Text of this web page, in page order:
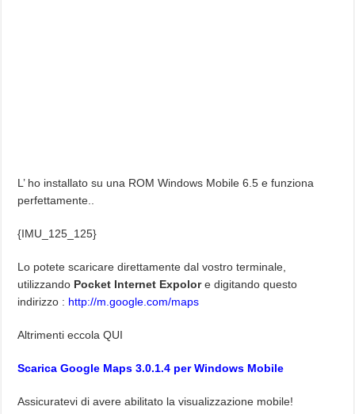
L’ ho installato su una ROM Windows Mobile 6.5 e funziona
perfettamente..
{IMU_125_125}
Lo potete scaricare direttamente dal vostro terminale,
utilizzando Pocket Internet Expolore digitando questo
indirizzo : http://m.google.com/maps
Altrimenti eccola QUI
Scarica Google Maps 3.0.1.4 per Windows Mobile
Assicuratevi di avere abilitato la visualizzazione mobile!